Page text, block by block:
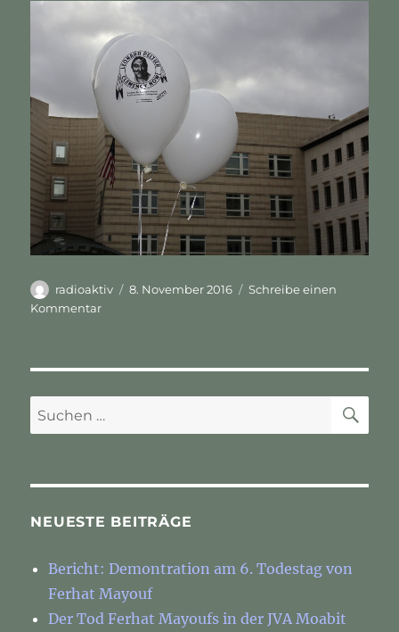
Autor
radioaktiv
Veröffentlicht
8. November 2016
Schreibe einen
Kommentarzu
Obama
und
der
den
Suchen
nach:
NEUESTE BEITRÄGE
Bericht: Demontration am 6. Todestag von
Ferhat Mayouf
Der Tod Ferhat Mayoufs in der JVA Moabit